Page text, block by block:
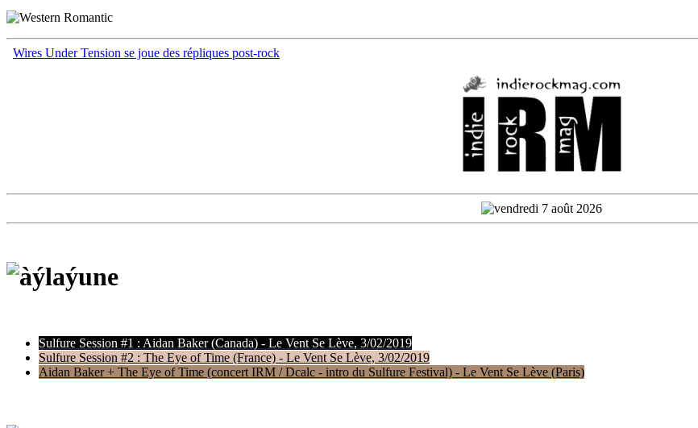
Wires Under Tension se joue des répliques post-rock
Sulfure Session #1 : Aidan Baker (Canada) - Le Vent Se Lève, 3/02/2019
Sulfure Session #2 : The Eye of Time (France) - Le Vent Se Lève, 3/02/2019
Aidan Baker + The Eye of Time (concert IRM / Dcalc - intro du Sulfure Festival) - Le Vent Se Lève (Paris)